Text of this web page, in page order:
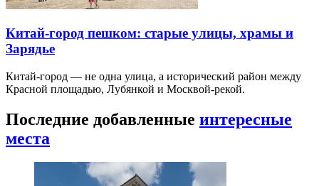
Китай-город пешком: старые улицы, храмы и
Зарядье
Китай-город — не одна улица, а исторический район между
Красной площадью, Лубянкой и Москвой-рекой.
Последние добавленные интересные
места